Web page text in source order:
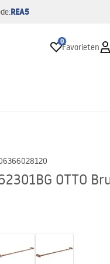
REA5
0
Favorieten
OTTO